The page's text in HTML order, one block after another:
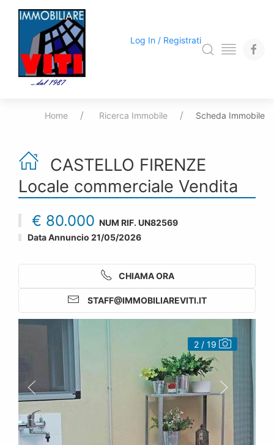
Log In / Registrati
Home Ricerca Immobile Scheda Immobile
CASTELLO FIRENZE
Locale commerciale Vendita
€ 80.000 NUM RIF. UN82569
Data Annuncio 21/05/2026
CHIAMA ORA
STAFF@IMMOBILIAREVITI.IT
2 / 19